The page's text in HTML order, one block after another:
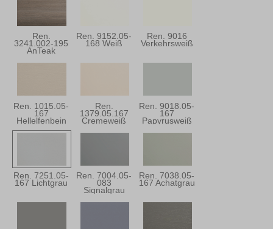
Ren.
3241.002-195
AnTeak
Ren. 9152.05-
168 Weiß
Ren. 9016
Verkehrsweiß
Ren. 1015.05-
167
Hellelfenbein
Ren.
1379.05.167
Cremeweiß
Ren. 9018.05-
167
Papyrusweiß
Ren. 7251.05-
167 Lichtgrau
Ren. 7004.05-
083
Signalgrau
Ren. 7038.05-
167 Achatgrau